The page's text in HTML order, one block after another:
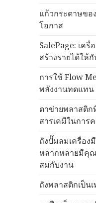
แก้วกระดาษข
โอกาส
SalePage: เค
สร้างรายได้ให้
การใช้ Flow
พลังงานทดแทน
ตาข่ายพลาสติ
สารเคมีในการ
ถังปั๊มลมเครื่อง
หลากหลายมีคุ
สมกับงาน
ถังพลาสติกเป็น